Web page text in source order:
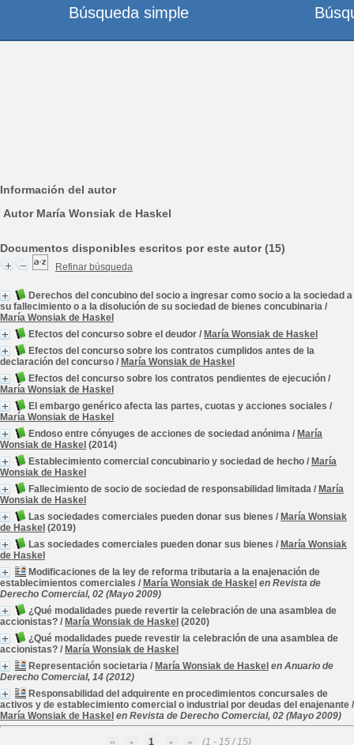
Información del autor
Autor María Wonsiak de Haskel
Documentos disponibles escritos por este autor (15)
Refinar búsqueda
Derechos del concubino del socio a ingresar como socio a la sociedad a
su fallecimiento o a la disolución de su sociedad de bienes concubinaria /
María Wonsiak de Haskel
Efectos del concurso sobre el deudor / María Wonsiak de Haskel
Efectos del concurso sobre los contratos cumplidos antes de la
declaración del concurso / María Wonsiak de Haskel
Efectos del concurso sobre los contratos pendientes de ejecución /
María Wonsiak de Haskel
El embargo genérico afecta las partes, cuotas y acciones sociales /
María Wonsiak de Haskel
Endoso entre cónyuges de acciones de sociedad anónima / María
Wonsiak de Haskel (2014)
Establecimiento comercial concubinario y sociedad de hecho / María
Wonsiak de Haskel
Fallecimiento de socio de sociedad de responsabilidad limitada / María
Wonsiak de Haskel
Las sociedades comerciales pueden donar sus bienes / María Wonsiak
de Haskel (2019)
Las sociedades comerciales pueden donar sus bienes / María Wonsiak
de Haskel
Modificaciones de la ley de reforma tributaria a la enajenación de
establecimientos comerciales / María Wonsiak de Haskel en Revista de
Derecho Comercial, 02 (Mayo 2009)
¿Qué modalidades puede revertir la celebración de una asamblea de
accionistas? / María Wonsiak de Haskel (2020)
¿Qué modalidades puede revestir la celebración de una asamblea de
accionistas? / María Wonsiak de Haskel
Representación societaria / María Wonsiak de Haskel en Anuario de
Derecho Comercial, 14 (2012)
Responsabilidad del adquirente en procedimientos concursales de
activos y de establecimiento comercial o industrial por deudas del enajenante /
María Wonsiak de Haskel en Revista de Derecho Comercial, 02 (Mayo 2009)
1 (1 - 15 / 15)
Búsqueda simple